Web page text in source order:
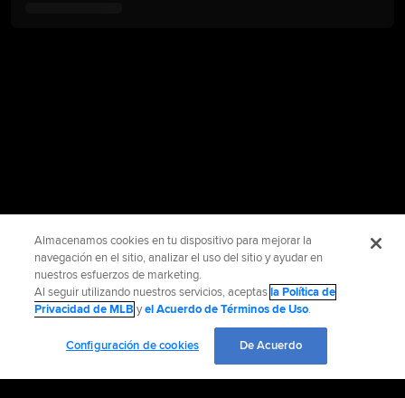
Almacenamos cookies en tu dispositivo para mejorar la
navegación en el sitio, analizar el uso del sitio y ayudar en
nuestros esfuerzos de marketing.
Al seguir utilizando nuestros servicios, aceptasla Política de
Privacidad de MLB yel Acuerdo de Términos de Uso.
Configuración de cookies De Acuerdo